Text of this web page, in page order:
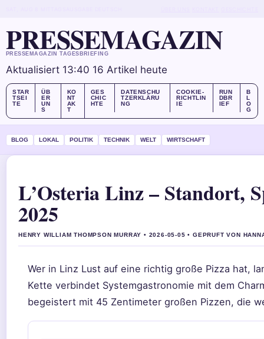
PRESSEMAGAZIN
PRESSEMAGAZIN TAGESBRIEFING
Aktualisiert 13:40 16 Artikel heute
STAR
TSEI
TE
ÜB
ER
UN
S
KO
NT
AK
T
GES
CHIC
HTE
DATENSCHU
TZERKLÄRU
NG
COOKIE-
RICHTLIN
IE
RUN
DBR
IEF
B
L
O
G
BLOG LOKAL POLITIK TECHNIK WELT WIRTSCHAFT
L’Osteria Linz – Standort,
2025
HENRY WILLIAM THOMPSON MURRAY • 2026-05-05 • GEPRUFT VON
Wer in Linz Lust auf eine richtig große Pizza hat,
Kette verbindet Systemgastronomie mit dem
begeistert mit 45 Zentimeter großen Pizzen, die